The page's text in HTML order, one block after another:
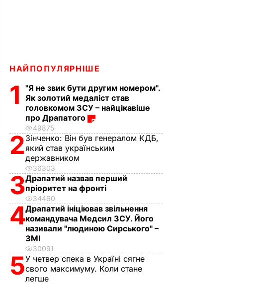
НАЙПОПУЛЯРНІШЕ
1
"Я не звик бути другим номером".
Як золотий медаліст став
головкомом ЗСУ – найцікавіше
про Драпатого
49875
2 Зінченко: Він був генералом КДБ,
який став українським
державником
36303
3Драпатий назвав перший
пріоритет на фронті
34460
4Драпатий ініціював звільнення
командувача Медсил ЗСУ. Його
називали "людиною Сирського" –
ЗМІ
30091
5У четвер спека в Україні сягне
свого максимуму. Коли стане
легше